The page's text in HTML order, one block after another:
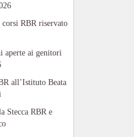
RBR riservato
aperte ai genitori
all’Istituto Beata
Stecca RBR e